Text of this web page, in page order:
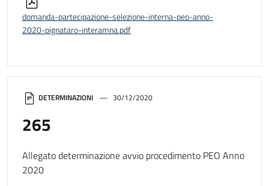
DETERMINAZIONI 30/12/2020
265
Allegato determinazione avvio procedimento PEO Anno
2020
domanda-partecipazione-selezione-interna-peo-anno-
2020-pignataro-interamna.pdf